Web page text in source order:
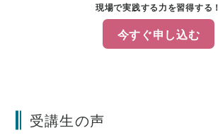
現場で実践する力を習得する！
今すぐ申し込む
受講生の声